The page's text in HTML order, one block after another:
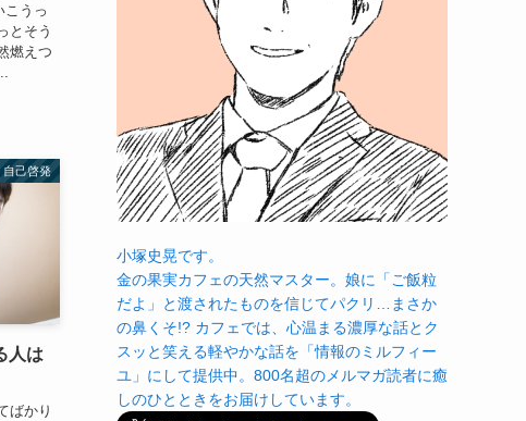
こうっ
とそう
燃えつ
自己啓発
人は
ばかり
小塚史晃です。
金の果実カフェの天然マスター。娘に「ご飯粒
だよ」と渡されたものを信じてパクリ…まさか
の鼻くそ!? カフェでは、心温まる濃厚な話とク
スッと笑える軽やかな話を「情報のミルフィー
ユ」にして提供中。800名超のメルマガ読者に癒
しのひとときをお届けしています。